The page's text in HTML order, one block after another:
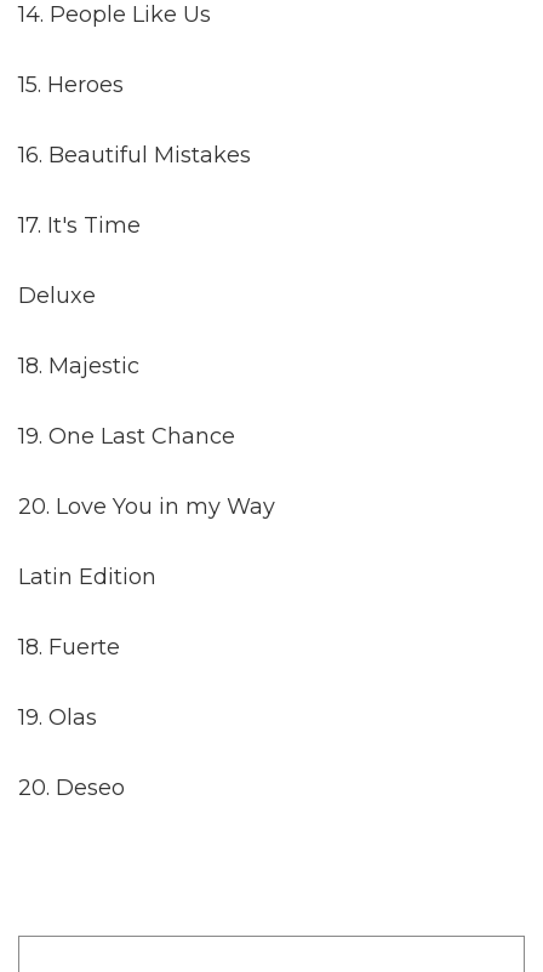
14. People Like Us
15. Heroes
16. Beautiful Mistakes
17. It's Time
Deluxe
18. Majestic
19. One Last Chance
20. Love You in my Way
Latin Edition
18. Fuerte
19. Olas
20. Deseo